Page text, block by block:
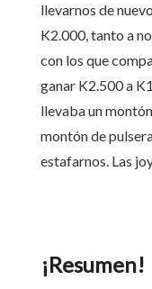
llevarnos de
K2.000, tanto a
con los que
ganar K2.500 a
llevaba un
montón de
estafarnos. Las
¡Resumen!